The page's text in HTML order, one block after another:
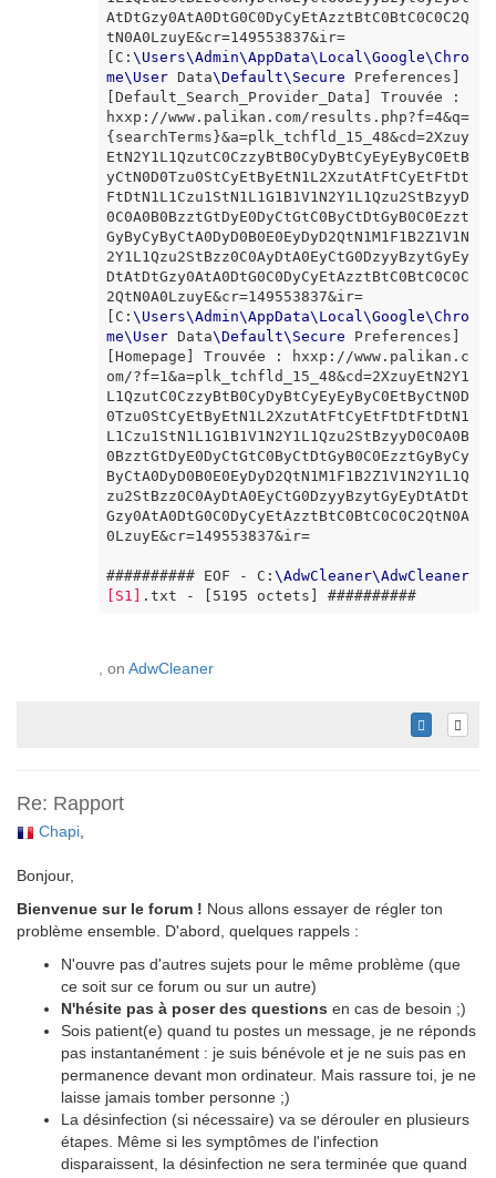
AtDtGzy0AtA0DtG0C0DyCyEtAzztBtC0BtC0C0C2Q
tN0A0LzuyE&cr=149553837&ir=
[C: \ Users\Admin\AppData\ Local \Google\Chro
me\ User Data\Default\ Secure Preferences]
[Default_Search_Provider_Data] Trouvée :
hxxp://www.palikan.com/results.php?f=4&q=
{searchTerms}&a=plk_tchfld_15_48&cd=2Xzuy
EtN2Y1L1QzutC0CzzyBtB0CyDyBtCyEyEyByC0EtB
yCtN0D0Tzu0StCyEtByEtN1L2XzutAtFtCyEtFtDt
FtDtN1L1Czu1StN1L1G1B1V1N2Y1L1Qzu2StBzyyD
0C0A0B0BzztGtDyE0DyCtGtC0ByCtDtGyB0C0Ezzt
GyByCyByCtA0DyD0B0E0EyDyD2QtN1M1F1B2Z1V1N
2Y1L1Qzu2StBzz0C0AyDtA0EyCtG0DzyyBzytGyEy
DtAtDtGzy0AtA0DtG0C0DyCyEtAzztBtC0BtC0C0C
2QtN0A0LzuyE&cr=149553837&ir=
[C: \ Users\Admin\AppData\ Local \Google\Chro
me\ User Data\Default\ Secure Preferences]
[Homepage] Trouvée : hxxp://www.palikan.c
om/?f=1&a=plk_tchfld_15_48&cd=2XzuyEtN2Y1
L1QzutC0CzzyBtB0CyDyBtCyEyEyByC0EtByCtN0D
0Tzu0StCyEtByEtN1L2XzutAtFtCyEtFtDtFtDtN1
L1Czu1StN1L1G1B1V1N2Y1L1Qzu2StBzyyD0C0A0B
0BzztGtDyE0DyCtGtC0ByCtDtGyB0C0EzztGyByCy
ByCtA0DyD0B0E0EyDyD2QtN1M1F1B2Z1V1N2Y1L1Q
zu2StBzz0C0AyDtA0EyCtG0DzyyBzytGyEyDtAtDt
Gzy0AtA0DtG0C0DyCyEtAzztBtC0BtC0C0C2QtN0A
0LzuyE&cr=149553837&ir=
########## EOF - C: \AdwCleaner\AdwCleaner
[S1] .txt - [5195 octets] ##########
, on AdwCleaner
Re: Rapport
Chapi,
Bonjour,
Bienvenue sur le forum ! Nous allons essayer de régler ton
problème ensemble. D'abord, quelques rappels :
N'ouvre pas d'autres sujets pour le même problème (que
ce soit sur ce forum ou sur un autre)
N'hésite pas à poser des questions en cas de besoin ;)
Sois patient(e) quand tu postes un message, je ne réponds
pas instantanément : je suis bénévole et je ne suis pas en
permanence devant mon ordinateur. Mais rassure toi, je ne
laisse jamais tomber personne ;)
La désinfection (si nécessaire) va se dérouler en plusieurs
étapes. Même si les symptômes de l'infection
disparaissent, la désinfection ne sera terminée que quand